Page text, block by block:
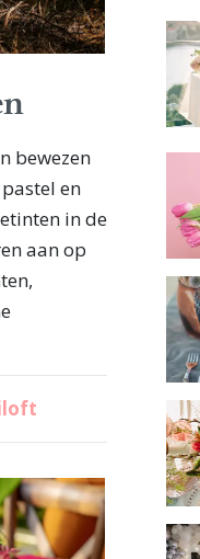
bewezen
en
in de
aan op